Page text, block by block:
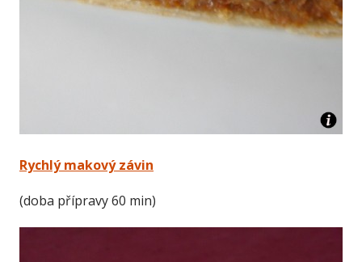
Rychlý makový závin
(doba přípravy 60 min)